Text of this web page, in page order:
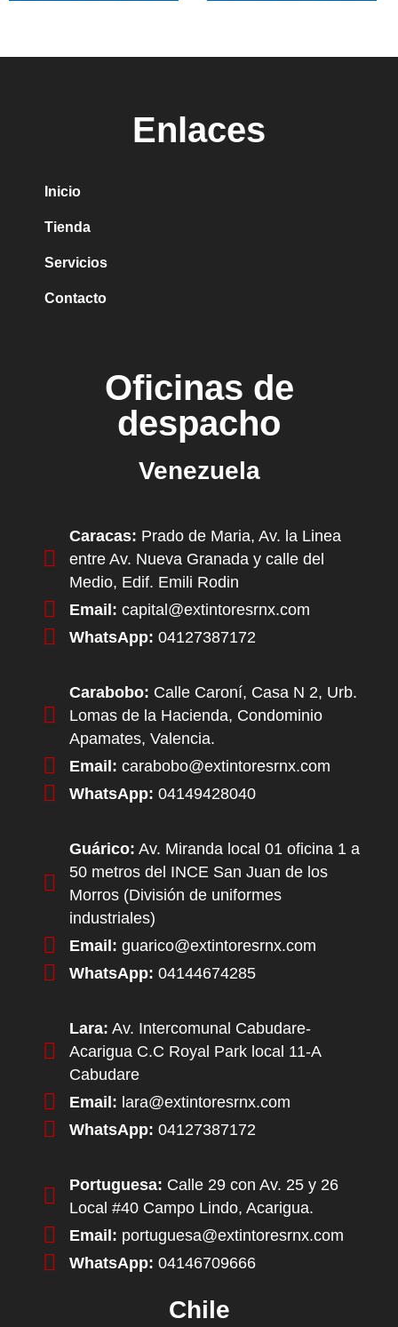
Enlaces
Inicio
Tienda
Servicios
Contacto
Oficinas de
despacho
Venezuela
Caracas: Prado de Maria, Av. la Linea
entre Av. Nueva Granada y calle del
Medio, Edif. Emili Rodin
Email: capital@extintoresrnx.com
WhatsApp: 04127387172
Carabobo: Calle Caroní, Casa N 2, Urb.
Lomas de la Hacienda, Condominio
Apamates, Valencia.
Email: carabobo@extintoresrnx.com
WhatsApp: 04149428040
Guárico: Av. Miranda local 01 oficina 1 a
50 metros del INCE San Juan de los
Morros (División de uniformes
industriales)
Email: guarico@extintoresrnx.com
WhatsApp: 04144674285
Lara: Av. Intercomunal Cabudare-
Acarigua C.C Royal Park local 11-A
Cabudare
Email: lara@extintoresrnx.com
WhatsApp: 04127387172
Portuguesa: Calle 29 con Av. 25 y 26
Local #40 Campo Lindo, Acarigua.
Email: portuguesa@extintoresrnx.com
WhatsApp: 04146709666
Chile